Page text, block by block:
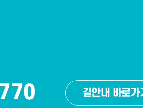
길안내 바로가